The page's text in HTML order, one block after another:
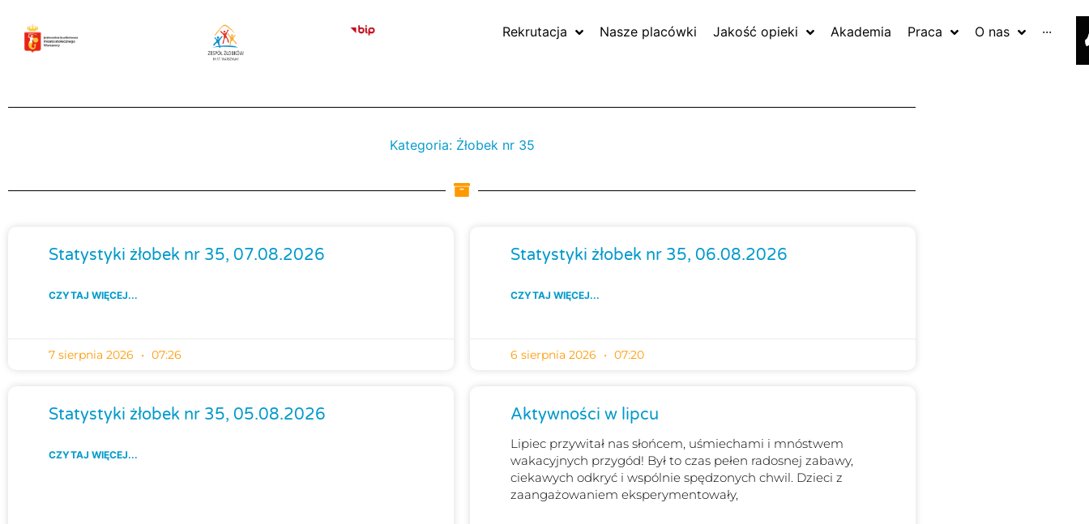
treści
Rekrutacja Nasze placówki Jakość opieki Akademia Praca O nas ···
Kategoria: Żłobek nr 35
Statystyki żłobek nr 35, 07.08.2026
CZYTAJ WIĘCEJ...
7 sierpnia 2026 07:26
Statystyki żłobek nr 35, 06.08.2026
CZYTAJ WIĘCEJ...
6 sierpnia 2026 07:20
Statystyki żłobek nr 35, 05.08.2026
CZYTAJ WIĘCEJ...
Aktywności w lipcu
Lipiec przywitał nas słońcem, uśmiechami i mnóstwem
wakacyjnych przygód! Był to czas pełen radosnej zabawy,
ciekawych odkryć i wspólnie spędzonych chwil. Dzieci z
zaangażowaniem eksperymentowały,